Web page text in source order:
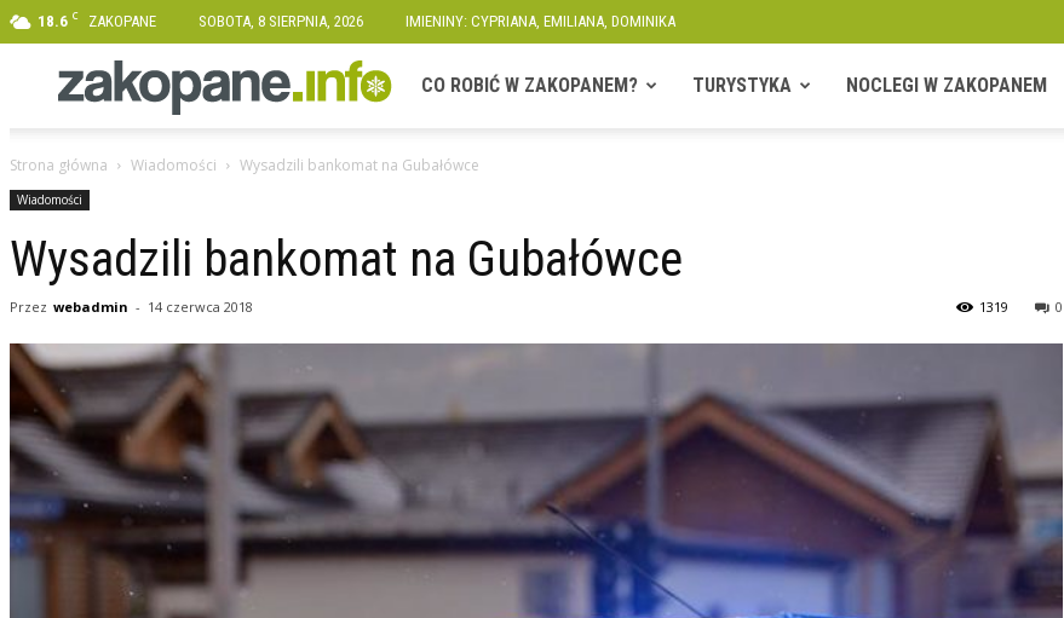
18.6 C ZAKOPANE SOBOTA, 8 SIERPNIA, 2026 IMIENINY: CYPRIANA, EMILIANA, DOMINIKA
Zakopane.info
CO ROBIĆ W ZAKOPANEM? TURYSTYKA NOCLEGI W ZAKOPANEM
Strona główna Wiadomości Wysadzili bankomat na Gubałówce
Wiadomości
Wysadzili bankomat na Gubałówce
Przez webadmin - 14 czerwca 2018 0
1319